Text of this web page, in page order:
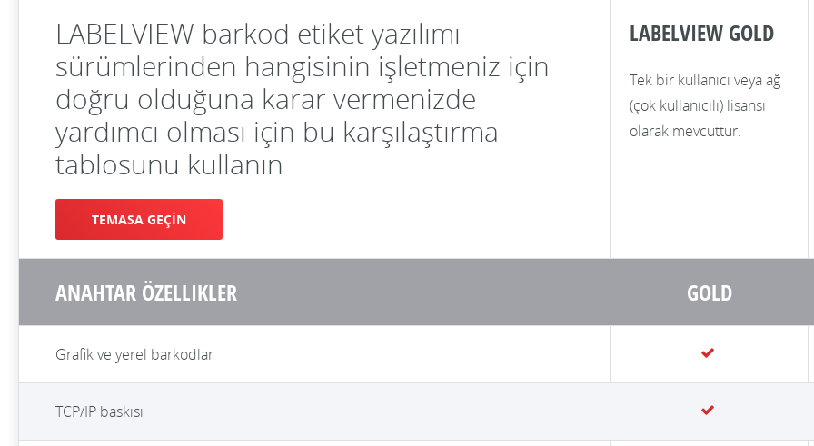
LABELVIEW barkod etiket yazılımı
sürümlerinden hangisinin işletmeniz için
doğru olduğuna karar vermenizde
yardımcı olması için bu karşılaştırma
tablosunu kullanın
TEMASA GEÇİN
LABELVIEW GOLD
Tek bir kullanıcı veya ağ
(çok kullanıcılı) lisansı
olarak mevcuttur.
ANAHTAR ÖZELLIKLER GOLD
Grafik ve yerel barkodlar
TCP/IP baskısı